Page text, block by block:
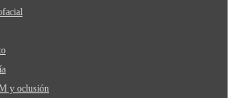
y oclusión